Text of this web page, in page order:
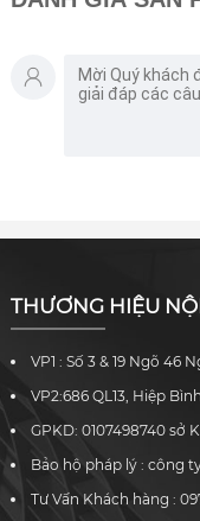
bật của loại ghế này
nên chọn nó để tạo
điểm nhấn độc đáo
cho phòng khách
THƯƠNG HIỆU
VP1 : Số 3 & 19 Ngõ 46
VP2:686 QL13, Hiệp
GPKD: 0107498740 sở
Bảo hộ pháp lý : công
Tư Vấn Khách hàng :